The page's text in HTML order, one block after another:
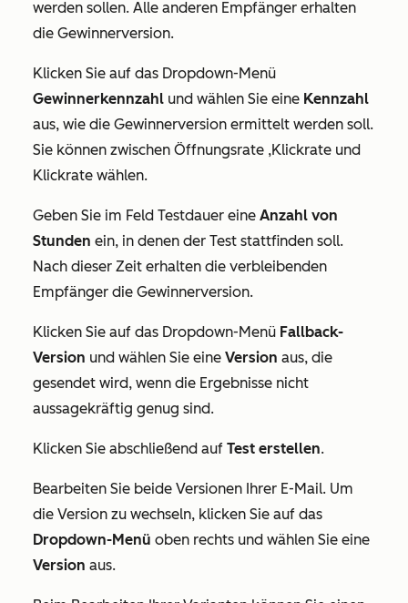
werden sollen. Alle anderen Empfänger erhalten
die Gewinnerversion.
Klicken Sie auf das Dropdown-Menü
Gewinnerkennzahl und wählen Sie eine Kennzahl
aus, wie die Gewinnerversion ermittelt werden soll.
Sie können zwischen Öffnungsrate ,Klickrate und
Klickrate wählen.
Geben Sie im Feld Testdauer eine Anzahl von
Stunden ein, in denen der Test stattfinden soll.
Nach dieser Zeit erhalten die verbleibenden
Empfänger die Gewinnerversion.
Klicken Sie auf das Dropdown-Menü Fallback-
Version und wählen Sie eine Version aus, die
gesendet wird, wenn die Ergebnisse nicht
aussagekräftig genug sind.
Klicken Sie abschließend auf Test erstellen.
Bearbeiten Sie beide Versionen Ihrer E-Mail. Um
die Version zu wechseln, klicken Sie auf das
Dropdown-Menü oben rechts und wählen Sie eine
Version aus.